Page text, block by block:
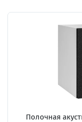
Полочная